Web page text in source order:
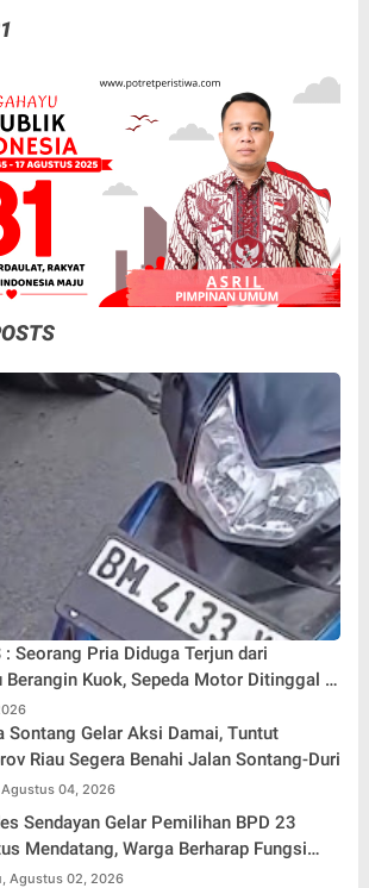
: Seorang Pria Diduga Terjun dari
Berangin Kuok, Sepeda Motor Ditinggal di
Sontang Gelar Aksi Damai, Tuntut
Riau Segera Benahi Jalan Sontang-Duri
Agustus 04, 2026
Sendayan Gelar Pemilihan BPD 23
Mendatang, Warga Berharap Fungsi
Berjalan Maksimal
Agustus 02, 2026